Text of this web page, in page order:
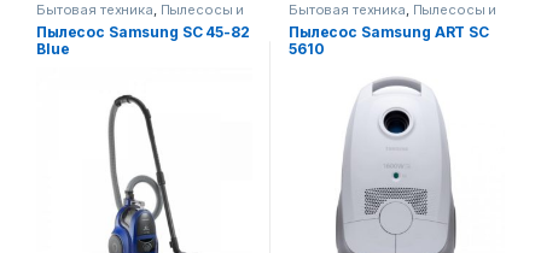
Бытовая техника, Пылесосы и
аксессуары
Пылесос Samsung SC 45-82
Blue
Бытовая техника, Пылесосы и
аксессуары
Пылесос Samsung ART SC
5610